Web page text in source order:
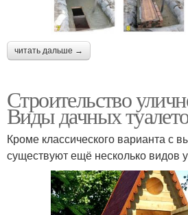
читать дальше →
Строительство
Виды дачных
Кроме классического варианта с
существуют ещё несколько видов